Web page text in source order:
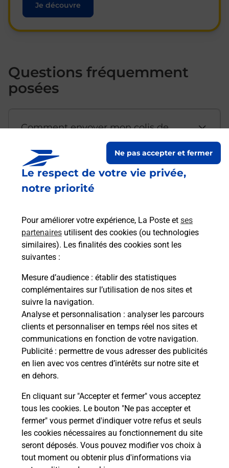
Le respect de votre vie privée,
notre priorité
Pour améliorer votre expérience, La Poste et ses
partenaires utilisent des cookies (ou technologies
similaires). Les finalités des cookies sont les
suivantes :
Mesure d’audience : établir des statistiques
complémentaires sur l’utilisation de nos sites et
suivre la navigation.
Analyse et personnalisation : analyser les parcours
clients et personnaliser en temps réel nos sites et
communications en fonction de votre navigation.
Publicité : permettre de vous adresser des publicités
en lien avec vos centres d’intérêts sur notre site et
en dehors.
En cliquant sur "Accepter et fermer" vous acceptez
tous les cookies. Le bouton "Ne pas accepter et
fermer" vous permet d'indiquer votre refus et seuls
les cookies nécessaires au fonctionnement du site
seront déposés. Vous pouvez modifier vos choix à
tout moment ou obtenir plus d'informations via
Ne pas accepter et fermer
Je découvre
Questions fréquemment
posées
Comment envoyer mon colis de
Est-il possible d’acheter un
emballage directement depuis un
Comment demander une
modification de livraison ?
Comment La Poste participe-t-elle
à votre sécurité au quotidien ?
Puis-je passer mon code de la route
avec La Poste et sous quelles
conditions ?
Localiser Liste Hautes-Pyrénées LASCAZERES